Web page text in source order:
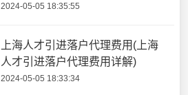
2024-05-05 18:35:55
上海人才引进落户代理费用(上海
人才引进落户代理费用详解)
2024-05-05 18:33:34